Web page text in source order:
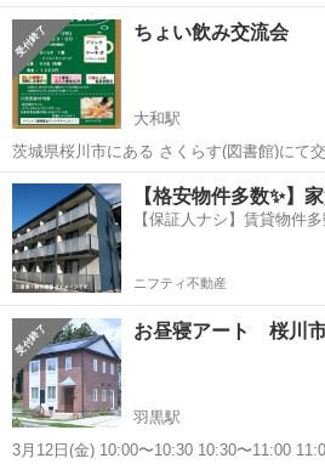
を 共に過ごさせていただけたら嬉しいです😊 入場無料です。 ど
でもいらしていただけます！ ※各セッション、お弁当は有料になりま
す。 ...
茨城 桜川市 大和駅 その他
ちょい飲み交流会
大和駅
茨城県桜川市にある さくらす(図書館)にて
時間のある方は#ちょい金しませんか？
茨城 桜川市 大和駅 その他
【格安物件多数✨】
【保証人ナシ】賃貸物件多
ニフティ不動産
お昼寝アート 桜川
羽黒駅
3月12日(金) 10:00〜10:30 10:30〜11:00